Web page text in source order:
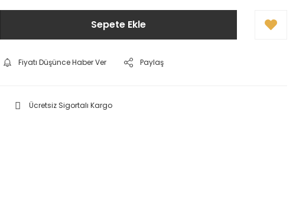
Sepete Ekle
Fiyatı Düşünce Haber Ver Paylaş
Ücretsiz Sigortalı Kargo